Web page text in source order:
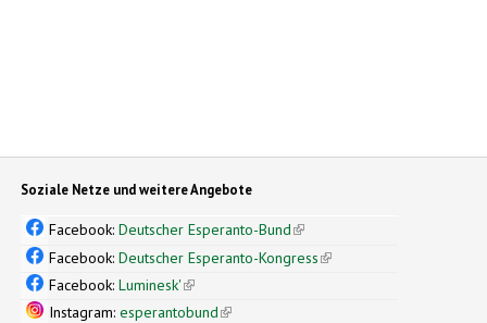
Soziale Netze und weitere Angebote
Facebook:Deutscher Esperanto-Bund(link is external)
Facebook:Deutscher Esperanto-Kongress(link is external)
Facebook:Luminesk'(link is external)
Instagram:esperantobund(link is external)